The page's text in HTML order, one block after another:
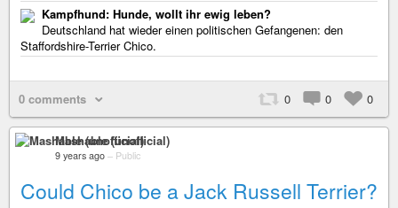
Kampfhund: Hunde, wollt ihr ewig leben?
Deutschland hat wieder einen politischen Gefangenen: den
Staffordshire-Terrier Chico.
0 comments 0 0 0
Mashable (unofficial)
9 years ago – Public
Could Chico be a Jack Russell Terrier?